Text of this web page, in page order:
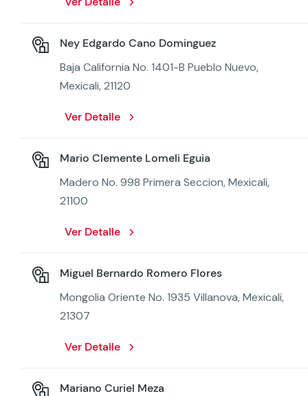
Ney Edgardo Cano Dominguez
Baja California No. 1401-B Pueblo Nuevo,
Mexicali, 21120
Ver Detalle
Mario Clemente Lomeli Eguia
Madero No. 998 Primera Seccion, Mexicali,
21100
Ver Detalle
Miguel Bernardo Romero Flores
Mongolia Oriente No. 1935 Villanova, Mexicali,
21307
Ver Detalle
Mariano Curiel Meza